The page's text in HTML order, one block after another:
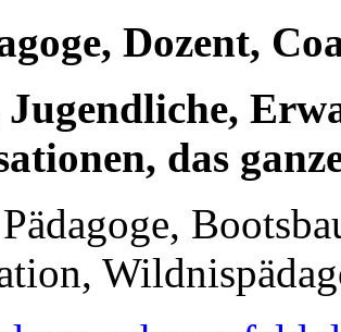
Dozent,
das
Pädagoge,